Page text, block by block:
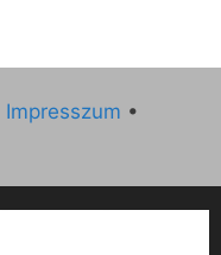
Impresszum •